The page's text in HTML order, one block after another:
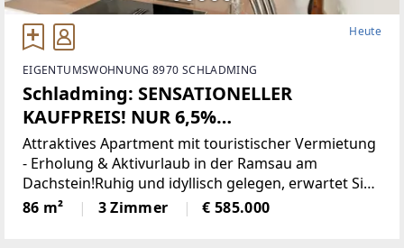
Heute
EIGENTUMSWOHNUNG 8970 SCHLADMING
Schladming: SENSATIONELLER
KAUFPREIS! NUR 6,5%
KAUFNEBENKOSTEN! HONORARFREI
FÜR KÄUFER: INNEN! Apartment mit
alpinem Flair, touristische Vermietung
& Eigennutzung möglich!
Attraktives Apartment mit touristischer Vermietung
- Erholung & Aktivurlaub in der Ramsau am
Dachstein!Ruhig und idyllisch gelegen, erwartet Sie
dieses Apartment direkt an der Loipe in der
traumhaften Region Ramsau am Dachstein – ein
86 m² 3 Zimmer € 585.000